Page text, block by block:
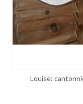
Louise: